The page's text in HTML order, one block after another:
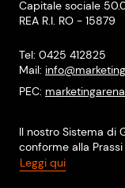
Capitale sociale
REA R.I. RO - 15879
Tel: 0425 412825
Mail:
PEC:
Il nostro Sistema di
conforme alla Prassi
Leggi qui